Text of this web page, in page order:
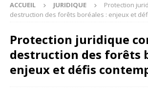
ACCUEIL JURIDIQUE
Protection
destruction des forêts boréales : enjeux et
Protection juridique
destruction des forêts
enjeux et défis